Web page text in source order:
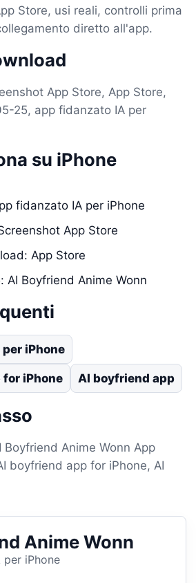
Store, usi reali, controlli prima
diretto all'app.
App Store, App Store,
25, app fidanzato IA per
su iPhone
fidanzato IA per iPhone
App Store
App Store
AI Boyfriend Anime Wonn
iPhone
iPhone AI boyfriend app
Boyfriend Anime Wonn App
boyfriend app for iPhone, AI
Anime Wonn
iPhone